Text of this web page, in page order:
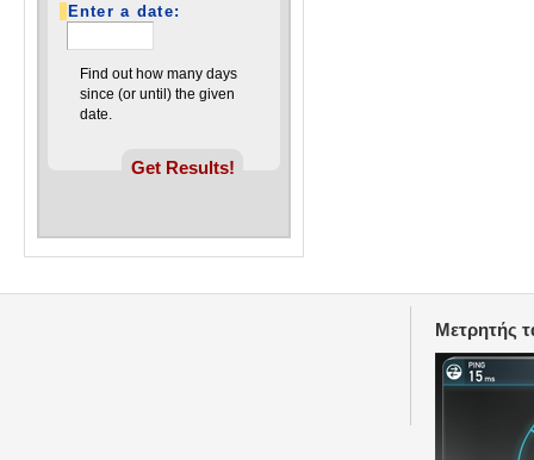
Enter a date:
Find out how many days
since (or until) the given
date.
Μετρητής